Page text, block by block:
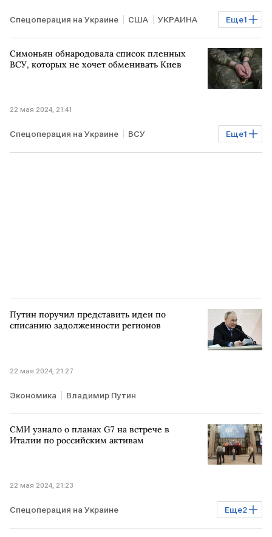
Еще1
Спецоперация на Украине США УКРАИНА
Энтони Блинкен
Симоньян обнародовала список пленных
ВСУ, которых не хочет обменивать Киев
22 мая 2024, 21:41
Еще1
Спецоперация на Украине ВСУ
Маргарита Симоньян
Путин поручил представить идеи по
списанию задолженности регионов
22 мая 2024, 21:27
Экономика Владимир Путин
СМИ узнало о планах G7 на встрече в
Италии по российским активам
22 мая 2024, 21:23
Еще2
Спецоперация на Украине
замороженные российские активы G7